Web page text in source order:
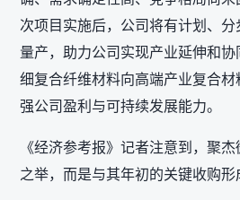
次项目实施后，公司将有计划、
量产，助力公司实现产业延伸和
细复合纤维材料向高端产业复合
强公司盈利与可持续发展能力。
《经济参考报》记者注意到，聚
之举，而是与其年初的关键收购形